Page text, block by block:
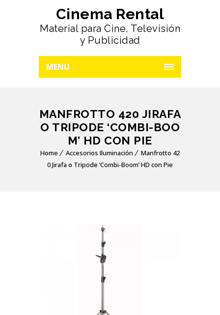
Cinema Rental
Material para Cine, Televisión
y Publicidad
MENU
MANFROTTO 420 JIRAFA
O TRIPODE ‘COMBI-BOO
M’ HD CON PIE
Home Accesorios Iluminación
Manfrotto 42
0 Jirafa o Tripode ‘Combi-Boom’ HD con Pie